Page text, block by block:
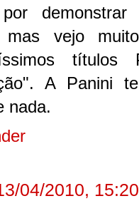
demonstrar
mas vejo
A Panini
nada.
04/2010, 15:20